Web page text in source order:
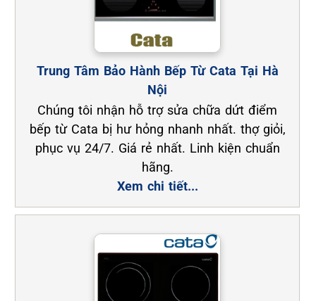
Trung Tâm Bảo Hành Bếp Từ Cata Tại Hà
Nội
Chúng tôi nhận hỗ trợ sửa chữa dứt điểm
bếp từ Cata bị hư hỏng nhanh nhất. thợ giỏi,
phục vụ 24/7. Giá rẻ nhất. Linh kiện chuẩn
hãng.
Xem chi tiết...